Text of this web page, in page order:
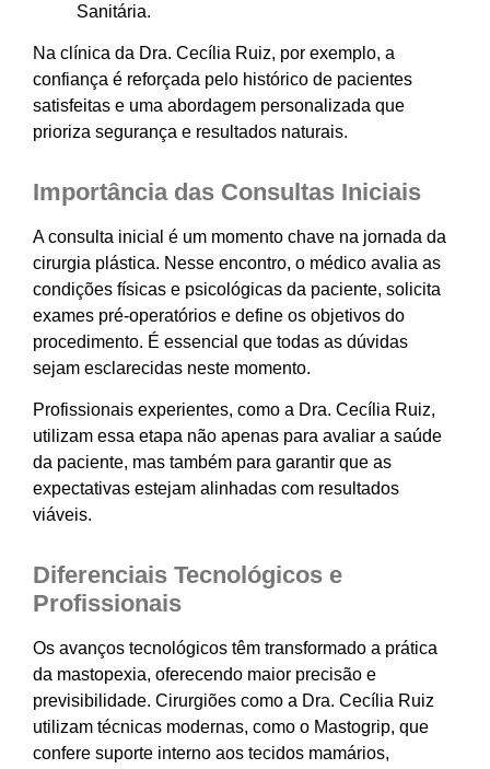
Sanitária.
Na clínica da Dra. Cecília Ruiz, por exemplo, a
confiança é reforçada pelo histórico de pacientes
satisfeitas e uma abordagem personalizada que
prioriza segurança e resultados naturais.
Importância das Consultas Iniciais
A consulta inicial é um momento chave na jornada da
cirurgia plástica. Nesse encontro, o médico avalia as
condições físicas e psicológicas da paciente, solicita
exames pré-operatórios e define os objetivos do
procedimento. É essencial que todas as dúvidas
sejam esclarecidas neste momento.
Profissionais experientes, como a Dra. Cecília Ruiz,
utilizam essa etapa não apenas para avaliar a saúde
da paciente, mas também para garantir que as
expectativas estejam alinhadas com resultados
viáveis.
Diferenciais Tecnológicos e
Profissionais
Os avanços tecnológicos têm transformado a prática
da mastopexia, oferecendo maior precisão e
previsibilidade. Cirurgiões como a Dra. Cecília Ruiz
utilizam técnicas modernas, como o Mastogrip, que
confere suporte interno aos tecidos mamários,